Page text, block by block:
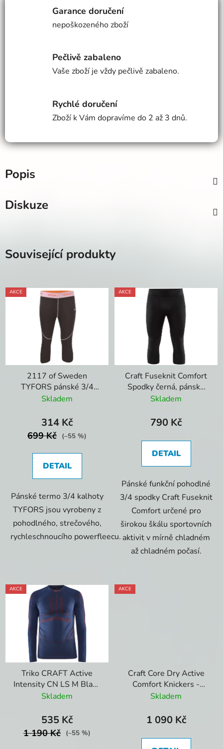
Garance doručení
nepoškozeného zboží
Pečlivě zabaleno
Vaše zboží je vždy pečlivě zabaleno.
Rychlé doručení
Zboží k Vám dopravíme do 2 až 3 dnů.
Popis
Diskuze
Související produkty
AKCE
2117 of Sweden
TYFORS pánské 3/4
kalhoty
Skladem
314 Kč
699 Kč (–55 %)
DETAIL
Pánské termo 3/4 kalhoty
TYFORS jsou vyrobeny z
pohodlného, strečového,
rychleschnoucího powerfleecu.
AKCE
Craft Fuseknit Comfort
Spodky černá, pánské
3/4
Skladem
790 Kč
DETAIL
Pánské funkční pohodlné
3/4 spodky Craft Fuseknit
Comfort určené pro
širokou škálu sportovních
aktivit v mírně chladném
až chladném počasí.
AKCE
Triko CRAFT Active
Intensity CN LS M Blaze
Lychee
Skladem
535 Kč
1 190 Kč (–55 %)
AKCE
Craft Core Dry Active
Comfort Knickers -
Spodky
Skladem
1 090 Kč